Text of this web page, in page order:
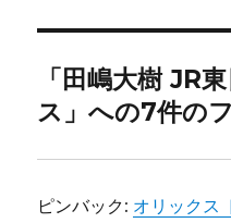
「田嶋大樹 JR
ス」への7件の
ピンバック: オリックス